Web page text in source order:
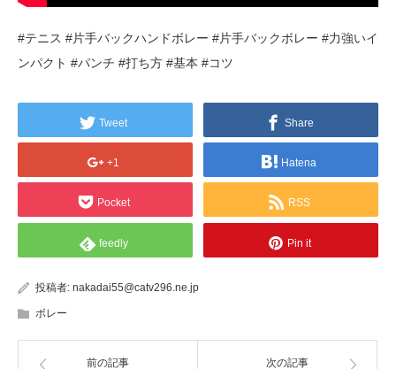
#テニス #片手バックハンドボレー #片手バックボレー #力強いイ
ンパクト #パンチ #打ち方 #基本 #コツ
Tweet Share
+1 Hatena
Pocket RSS
feedly Pin it
投稿者: nakadai55@catv296.ne.jp
ボレー
前の記事 次の記事